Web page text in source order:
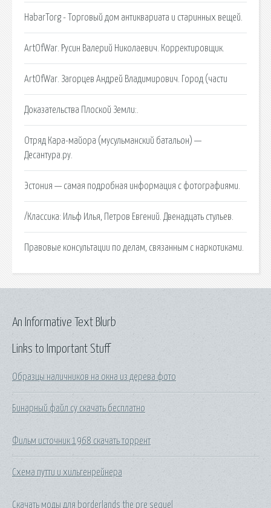
HabarTorg - Торговый дом антиквариата и старинных вещей.
ArtOfWar. Русин Валерий Николаевич. Корректировщик.
ArtOfWar. Загорцев Андрей Владимирович. Город (части
Доказательства Плоской Земли:.
Отряд Кара-майора (мусульманский батальон) —
Десантура.ру.
Эстония — самая подробная информация с фотографиями.
/Классика: Ильф Илья, Петров Евгений. Двенадцать стульев.
Правовые консультации по делам, связанным с наркотиками.
Links to Important Stuff
Образцы наличников на окна из дерева фото
Бинарный файл су скачать бесплатно
Фильм источник 1968 скачать торрент
Схема путти и хильгенрейнера
Скачать моды для borderlands the pre sequel
An Informative Text Blurb